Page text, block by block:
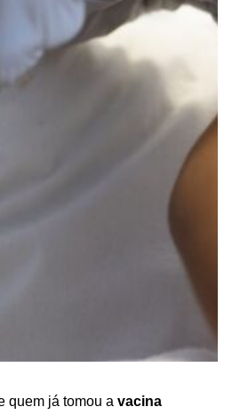
quem já tomou a vacina